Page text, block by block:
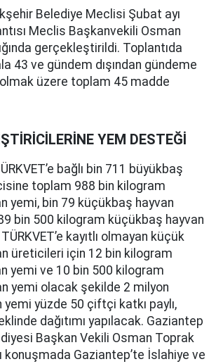
Belediye Meclisi Şubat ayı
Meclis Başkanvekili Osman
gerçekleştirildi. Toplantıda
43 ve gündem dışından gündeme
üzere toplam 45 madde
YEM DESTEĞİ
bağlı bin 711 büyükbaş
toplam 988 bin kilogram
yemi, bin 79 küçükbaş hayvan
bin 500 kilogram küçükbaş hayvan
kayıtlı olmayan küçük
üreticileri için 12 bin kilogram
yemi ve 10 bin 500 kilogram
yemi olacak şekilde 2 milyon
yemi yüzde 50 çiftçi katkı paylı,
dağıtımı yapılacak. Gaziantep
Başkan Vekili Osman Toprak
konuşmada Gaziantep’te İslahiye ve